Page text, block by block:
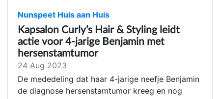
Nunspeet Huis aan Huis
Kapsalon Curly’s Hair & Styling leidt
actie voor 4-jarige Benjamin met
hersenstamtumor
24 Aug 2023
De mededeling dat haar 4-jarige neefje Benjamin
de diagnose hersenstamtumor kreeg en nog